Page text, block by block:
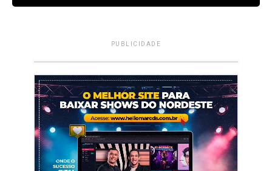
PUBLICIDADE